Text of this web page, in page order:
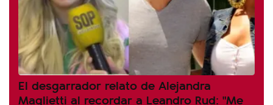
El desgarrador relato de Alejandra
Maglietti al recordar a Leandro Rud: "Me